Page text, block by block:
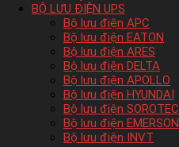
BỘ LƯU ĐIỆN UPS
Bộ lưu điện APC
Bộ lưu điện EATON
Bộ lưu điện ARES
Bộ lưu điện DELTA
Bộ lưu điện APOLLO
Bộ lưu điện HYUNDAI
Bộ lưu điện SOROTEC
Bộ lưu điện EMERSON
Bộ lưu điện INVT